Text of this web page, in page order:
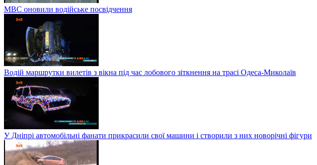
МВС оновили водійське посвідчення
Водій маршрутки вилетів з вікна під час лобового зіткнення на трасі Одеса-Миколаїв
У Дніпрі автомобільні фанати прикрасили свої машини і створили з них новорічні фігури